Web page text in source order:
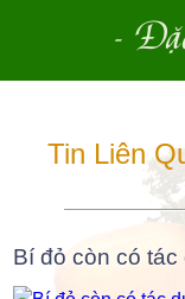
-
Tin Liên
Bí đỏ còn có